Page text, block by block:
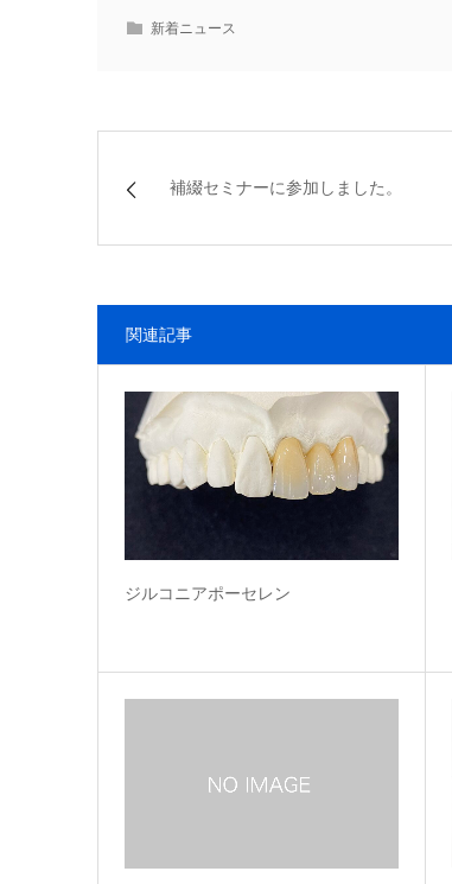
新着ニュース
補綴セミナーに参加しました。
関連記事
ジルコニアポーセレン